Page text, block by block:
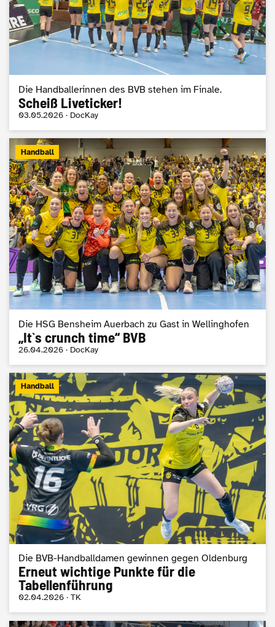
Die Handballerinnen des BVB stehen im Finale.
Scheiß Liveticker!
03.05.2026 · DocKay
Handball
Die HSG Bensheim Auerbach zu Gast in Wellinghofen
„It`s crunch time“ BVB
26.04.2026 · DocKay
Handball
Die BVB-Handballdamen gewinnen gegen Oldenburg
Erneut wichtige Punkte für die
Tabellenführung
02.04.2026 · TK